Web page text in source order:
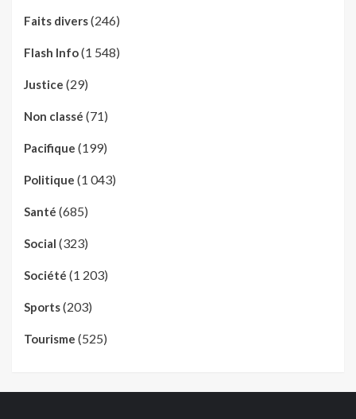
Faits divers(246)
Flash Info(1 548)
Justice (29)
Non classé (71)
Pacifique (199)
Politique (1 043)
Santé (685)
Social (323)
Société (1 203)
Sports(203)
Tourisme (525)